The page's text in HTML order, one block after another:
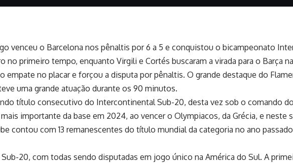
venceu o Barcelona nos pênaltis por 6 a 5 e conquistou o bicampeonato
no primeiro tempo, enquanto Virgili e Cortés buscaram a virada para o Barça
no placar e forçou a disputa por pênaltis. O grande destaque do
uma grande atuação durante os 90 minutos.
título consecutivo do Intercontinental Sub-20, desta vez sob o comando
importante da base em 2024, ao vencer o Olympiacos, da Grécia, e neste
contou com 13 remanescentes do título mundial da categoria no ano
20, com todas sendo disputadas em jogo único na América do Sul. A